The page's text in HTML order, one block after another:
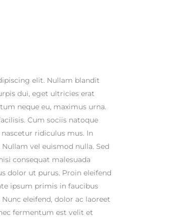
elit. Nullam blandit
dui, eget ultricies erat
neque eu, maximus urna.
Cum sociis natoque
ridiculus mus. In
vel euismod nulla. Sed
consequat malesuada
dolor ut purus. Proin eleifend
ipsum primis in faucibus
eleifend, dolor ac laoreet
fermentum est velit et